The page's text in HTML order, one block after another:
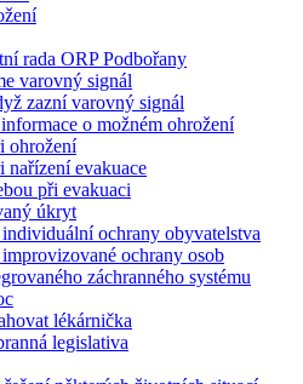
rada ORP Podbořany
varovný signál
zazní varovný signál
o možném ohrožení
ohrožení
nařízení evakuace
při evakuaci
úkryt
ochrany obyvatelstva
ochrany osob
záchranného systému
lékárnička
legislativa